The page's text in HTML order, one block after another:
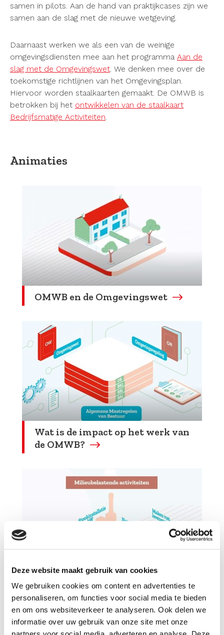
Deze website maakt gebruik van cookies
We gebruiken cookies om content en advertenties te
personaliseren, om functies voor social media te bieden
en om ons websiteverkeer te analyseren. Ook delen we
informatie over uw gebruik van onze site met onze
samen in pilots. Aan de hand van praktijkcases zijn we
samen aan de slag met de nieuwe wetgeving.
Daarnaast werken we als een van de weinige
omgevingsdiensten mee aan het programma Aan de
slag met de Omgevingswet. We denken mee over de
toekomstige richtlijnen van het Omgevingsplan.
Hiervoor worden staalkaarten gemaakt. De OMWB is
betrokken bij het ontwikkelen van de staalkaart
Bedrijfsmatige Activiteiten.
Animaties
OMWB en de Omgevingswet
Wat is de impact op het werk van
de OMWB?